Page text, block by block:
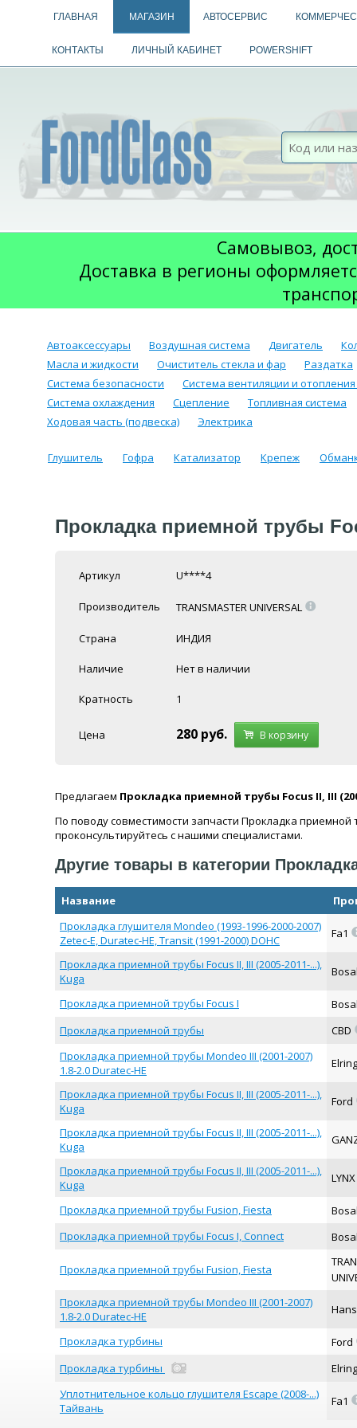
ГЛАВНАЯ МАГАЗИН АВТОСЕРВИС
КОНТАКТЫ ЛИЧНЫЙ КАБИНЕТ POWERSHIFT
Самовывоз,
Доставка в регионы
Автоаксессуары Воздушная система Двигатель
Масла и жидкости
Очиститель стекла и фар
Раздатка
Система безопасности
Система вентиляции и
Система охлаждения
Сцепление
Топливная система
Ходовая часть (подвеска)
Электрика
Глушитель Гофра Катализатор Крепеж
Прокладка приемной трубы
Артикул U****4
Производитель TRANSMASTER UNIVERSAL =
Страна ИНДИЯ
Наличие Нет в наличии
Кратность 1
Цена 280 руб. В корзину
Предлагаем Прокладка приемной трубы Focus II, III
По поводу совместимости запчасти Прокладка приемной
проконсультируйтесь с нашими специалистами.
Другие товары в категории
Название
Прокладка глушителя Mondeo (1993-1996-2000-2007)
Zetec-E, Duratec-HE, Transit (1991-2000) DOHC
Fa1
Прокладка приемной трубы Focus II, III (2005-2011-...),
Kuga
Прокладка приемной трубы Focus I
Прокладка приемной трубы
CBD
Прокладка приемной трубы Mondeo III (2001-2007)
1.8-2.0 Duratec-HE
Прокладка приемной трубы Focus II, III (2005-2011-...),
Kuga
Ford
Прокладка приемной трубы Focus II, III (2005-2011-...),
Kuga
Прокладка приемной трубы Focus II, III (2005-2011-...),
Kuga
LYNX
Прокладка приемной трубы Fusion, Fiesta
Прокладка приемной трубы Focus I, Connect
Прокладка приемной трубы Fusion, Fiesta
Прокладка приемной трубы Mondeo III (2001-2007)
1.8-2.0 Duratec-HE
Прокладка турбины Ford
Прокладка турбины
Уплотнительное кольцо глушителя Escape (2008-...)
Тайвань
Fa1